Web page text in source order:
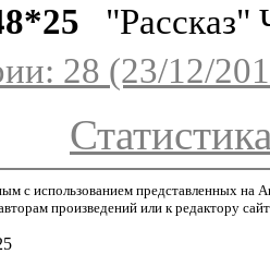
"Рассказ"
28 (23/12/
с использованием представленных на
произведений или к редактору